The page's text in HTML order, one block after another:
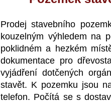
Prodej stavebního
kouzelným výhledem na
poklidném a hezkém
dokumentace pro
vyjádření dotčených
stavět. K pozemku jsou
telefon. Počítá se s